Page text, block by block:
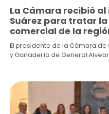
La Cámara recibió
Suárez para tratar
comercial de la
El presidente de la Cámara
y Ganadería de General